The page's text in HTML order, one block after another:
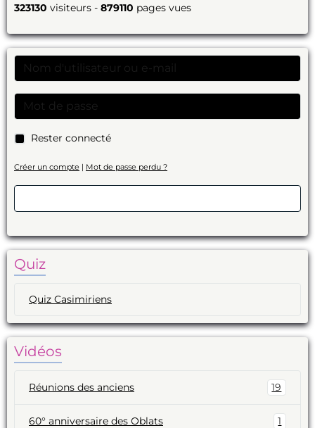
323130 visiteurs - 879110 pages vues
Rester connecté
Créer un compte | Mot de passe perdu ?
Quiz
Quiz Casimiriens
Vidéos
Réunions des anciens 19
60° anniversaire des Oblats 1